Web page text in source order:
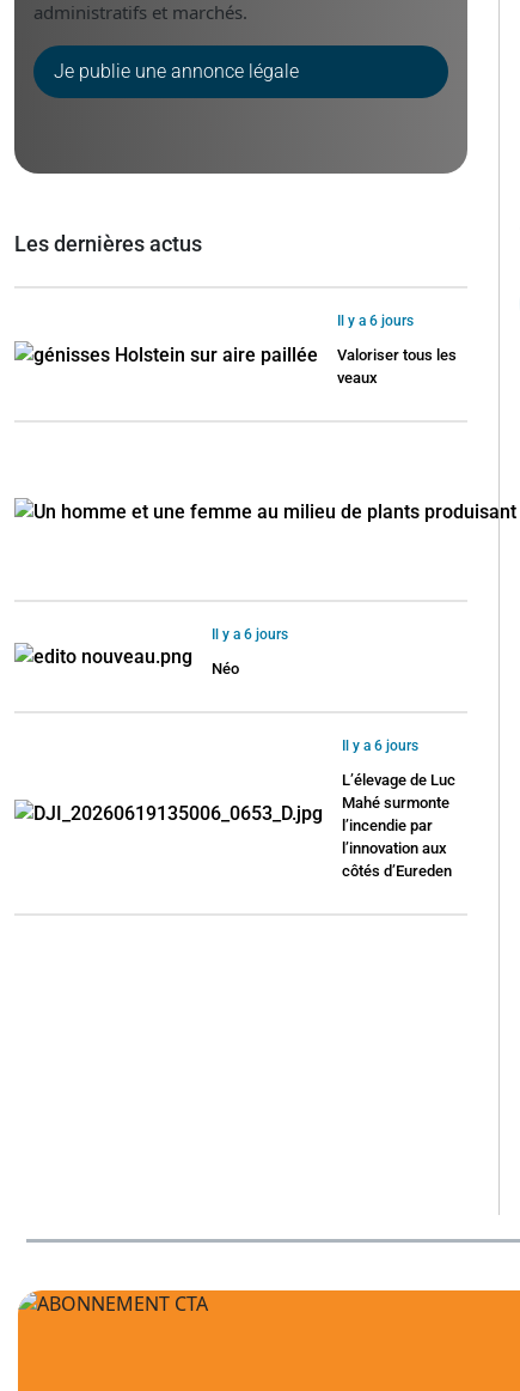
administratifs et marchés.
Je publie une annonce légale
Les dernières actus
Il y a 6 jours
Valoriser tous les
veaux
Il y a 6 jours
Néo
Il y a 6 jours
L’élevage de Luc
Mahé surmonte
l’incendie par
l’innovation aux
côtés d’Eureden